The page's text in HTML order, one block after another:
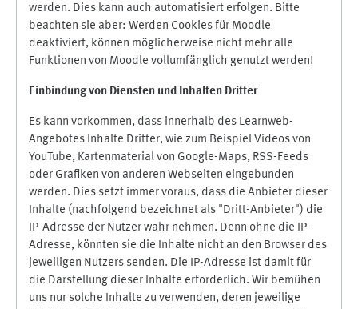
werden. Dies kann auch automatisiert erfolgen. Bitte
beachten sie aber: Werden Cookies für Moodle
deaktiviert, können möglicherweise nicht mehr alle
Funktionen von Moodle vollumfänglich genutzt werden!
Einbindung von Diensten und Inhalten Dritter
Es kann vorkommen, dass innerhalb des Learnweb-
Angebotes Inhalte Dritter, wie zum Beispiel Videos von
YouTube, Kartenmaterial von Google-Maps, RSS-Feeds
oder Grafiken von anderen Webseiten eingebunden
werden. Dies setzt immer voraus, dass die Anbieter dieser
Inhalte (nachfolgend bezeichnet als "Dritt-Anbieter") die
IP-Adresse der Nutzer wahr nehmen. Denn ohne die IP-
Adresse, könnten sie die Inhalte nicht an den Browser des
jeweiligen Nutzers senden. Die IP-Adresse ist damit für
die Darstellung dieser Inhalte erforderlich. Wir bemühen
uns nur solche Inhalte zu verwenden, deren jeweilige